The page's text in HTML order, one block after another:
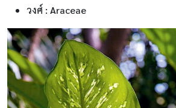
วงศ์ : Araceae